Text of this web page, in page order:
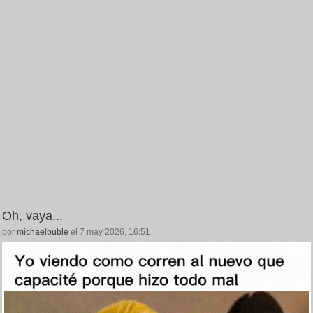
Oh, vaya...
por michaelbuble el 7 may 2026, 16:51